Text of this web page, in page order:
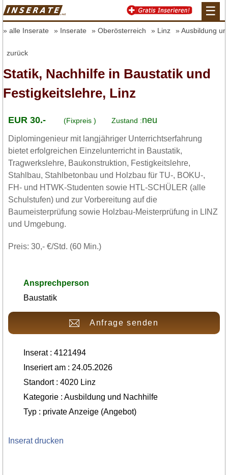
☰
alle Inserate Inserate Oberösterreich Linz Ausbildung
zurück
Statik, Nachhilfe in Baustatik und
Festigkeitslehre, Linz
EUR 30.- (Fixpreis ) Zustand :neu
Diplomingenieur mit langjähriger Unterrichtserfahrung
bietet erfolgreichen Einzelunterricht in Baustatik,
Tragwerkslehre, Baukonstruktion, Festigkeitslehre,
Stahlbau, Stahlbetonbau und Holzbau für TU-, BOKU-,
FH- und HTWK-Studenten sowie HTL-SCHÜLER (alle
Schulstufen) und zur Vorbereitung auf die
Baumeisterprüfung sowie Holzbau-Meisterprüfung in LINZ
und Umgebung.
Preis: 30,- €/Std. (60 Min.)
Ansprechperson
Baustatik
Anfrage senden
Inserat : 4121494
Inseriert am : 24.05.2026
Standort : 4020 Linz
Kategorie : Ausbildung und Nachhilfe
Typ : private Anzeige (Angebot)
Inserat drucken